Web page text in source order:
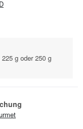
g oder 250 g